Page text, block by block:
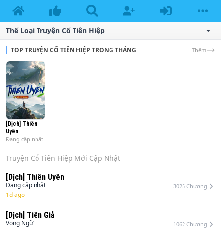
Thể Loại Truyện Cổ Tiên Hiệp
TOP TRUYỆN CỔ TIÊN HIỆP TRONG THÁNG Thêm
[Dịch] Thiên
Uyên
Đang cập nhật
Truyện Cổ Tiên Hiệp Mới Cập Nhật
[Dịch] Thiên Uyên
Đang cập nhật
1d ago
3025 Chương
[Dịch] Tiên Giả
Vong Ngữ
1062 Chương